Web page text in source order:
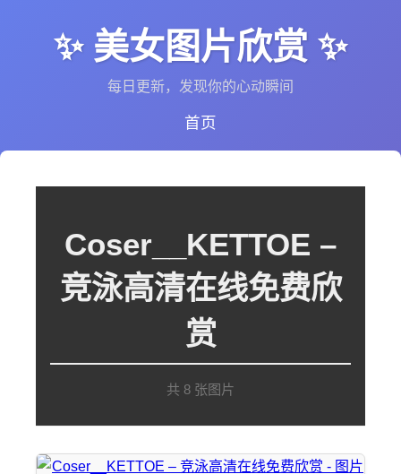
✨ 美女图片欣赏 ✨
每日更新，发现你的心动瞬间
首页
Coser__KETTOE –
竞泳高清在线免费欣
赏
共 8 张图片